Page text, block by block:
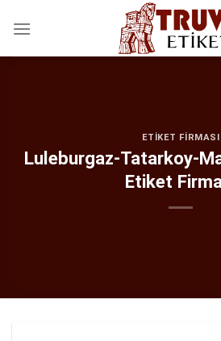
ETIKET FIRMASI
Luleburgaz-Tatarkoy-
Etiket